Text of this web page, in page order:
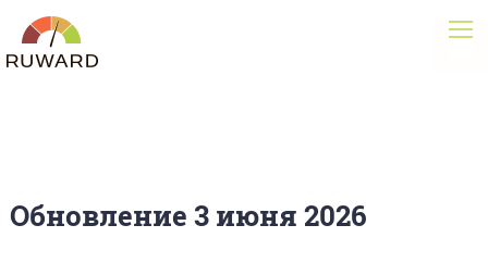
Обновление 3 июня 2026